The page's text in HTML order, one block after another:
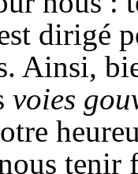
dirigé
Ainsi,
voies
tenir